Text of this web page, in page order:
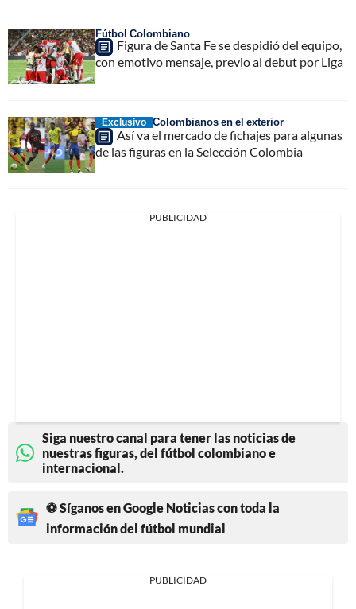
Fútbol Colombiano
Figura de Santa Fe se despidió del equipo,
con emotivo mensaje, previo al debut por Liga
Exclusivo Colombianos en el exterior
Así va el mercado de fichajes para algunas
de las figuras en la Selección Colombia
PUBLICIDAD
Siga nuestro canal para tener las noticias de
nuestras figuras, del fútbol colombiano e
internacional.
⚽ Síganos en Google Noticias con toda la
información del fútbol mundial
PUBLICIDAD